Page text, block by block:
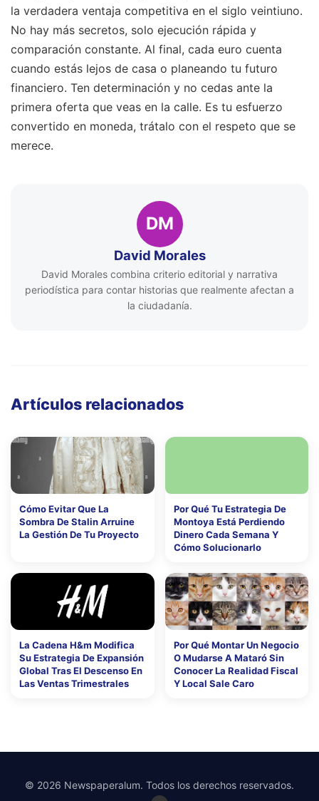
la verdadera ventaja competitiva en el siglo veintiuno.
No hay más secretos, solo ejecución rápida y
comparación constante. Al final, cada euro cuenta
cuando estás lejos de casa o planeando tu futuro
financiero. Ten determinación y no cedas ante la
primera oferta que veas en la calle. Es tu esfuerzo
convertido en moneda, trátalo con el respeto que se
merece.
DM
David Morales
David Morales combina criterio editorial y narrativa
periodística para contar historias que realmente afectan a
la ciudadanía.
Artículos relacionados
Cómo Evitar Que La
Sombra De Stalin Arruine
La Gestión De Tu Proyecto
Por Qué Tu Estrategia De
Montoya Está Perdiendo
Dinero Cada Semana Y
Cómo Solucionarlo
La Cadena H&m Modifica
Su Estrategia De Expansión
Global Tras El Descenso En
Las Ventas Trimestrales
Por Qué Montar Un Negocio
O Mudarse A Mataró Sin
Conocer La Realidad Fiscal
Y Local Sale Caro
© 2026 Newspaperalum. Todos los derechos reservados.